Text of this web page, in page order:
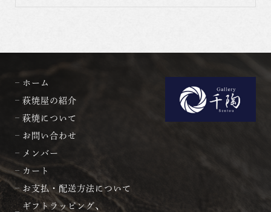
ホーム
萩焼屋の紹介
萩焼について
お問い合わせ
メンバー
カート
お支払・配送方法について
ギフトラッピング、